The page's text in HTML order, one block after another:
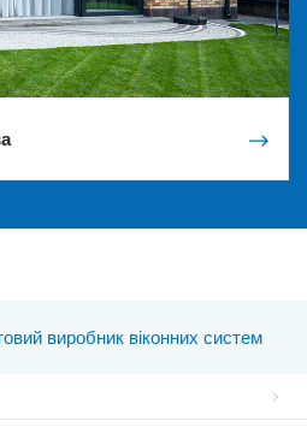
виробник віконних систем